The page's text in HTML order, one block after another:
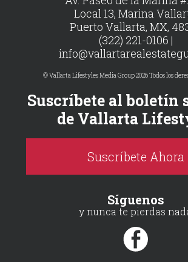
Local 13, Marina
Puerto Vallarta, MX,
(322) 221-0106 |
© Vallarta Lifestyles Media Group 2026 Todos los
Suscríbete al boletín
de Vallarta
Suscríbete Ahora
Síguenos
y nunca te pierdas